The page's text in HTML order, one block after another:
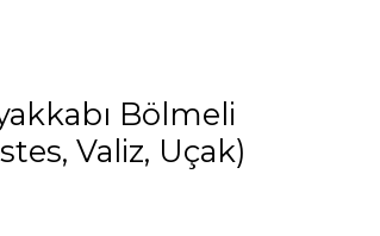
Bölmeli
Valiz, Uçak)